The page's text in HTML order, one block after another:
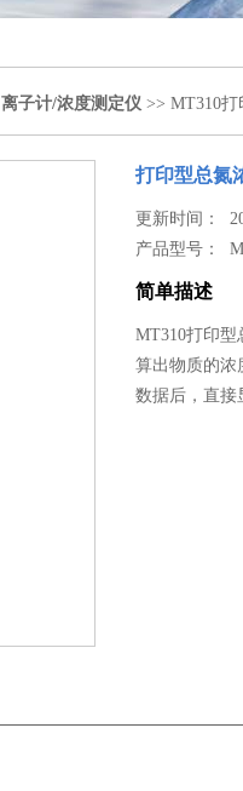
离子计/浓度测定仪 >> MT310
打印型总氮
更新时间：
产品型号：
简单描述
MT310打印
算出物质的浓
数据后，直接